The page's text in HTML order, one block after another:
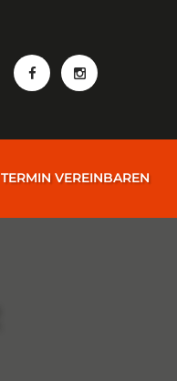
TERMIN VEREINBAREN